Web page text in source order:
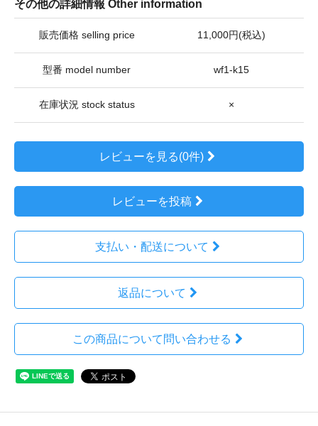
その他の詳細情報 Other information
販売価格 selling price 11,000円(税込)
型番 model number wf1-k15
在庫状況 stock status ×
レビューを見る(0件)
レビューを投稿
支払い・配送について
返品について
この商品について問い合わせる